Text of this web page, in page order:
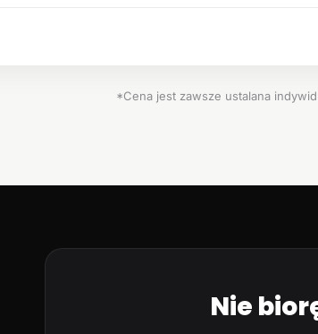
*Cena jest zawsze ustalana
Nie